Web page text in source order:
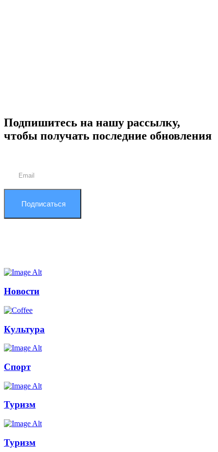
Подпишитесь на нашу рассылку,
чтобы получать последние обновления
Подписаться
Новости
Культура
Спорт
Туризм
Туризм